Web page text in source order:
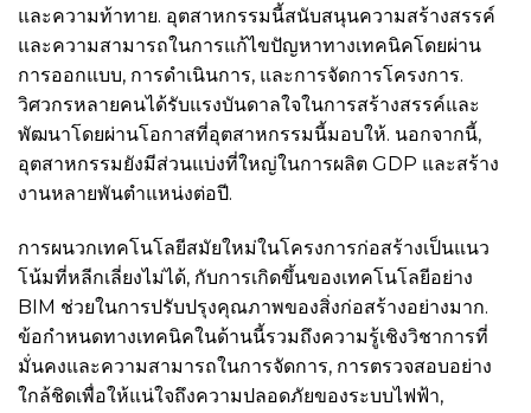
และความท้าทาย. อุตสาหกรรมนี้สนับสนุนความสร้างสรรค์
และความสามารถในการแก้ไขปัญหาทางเทคนิคโดยผ่าน
การออกแบบ, การดำเนินการ, และการจัดการโครงการ.
วิศวกรหลายคนได้รับแรงบันดาลใจในการสร้างสรรค์และ
พัฒนาโดยผ่านโอกาสที่อุตสาหกรรมนี้มอบให้. นอกจากนี้,
อุตสาหกรรมยังมีส่วนแบ่งที่ใหญ่ในการผลิต GDP และสร้าง
งานหลายพันตำแหน่งต่อปี.
การผนวกเทคโนโลยีสมัยใหม่ในโครงการก่อสร้างเป็นแนว
โน้มที่หลีกเลี่ยงไม่ได้, กับการเกิดขึ้นของเทคโนโลยีอย่าง
BIM ช่วยในการปรับปรุงคุณภาพของสิ่งก่อสร้างอย่างมาก.
ข้อกำหนดทางเทคนิคในด้านนี้รวมถึงความรู้เชิงวิชาการที่
มั่นคงและความสามารถในการจัดการ, การตรวจสอบอย่าง
ใกล้ชิดเพื่อให้แน่ใจถึงความปลอดภัยของระบบไฟฟ้า,